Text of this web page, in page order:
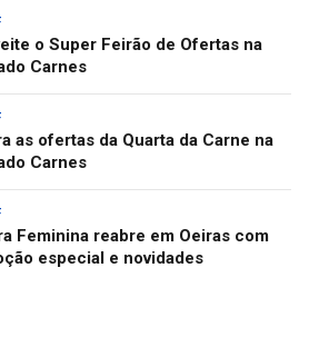
o Super Feirão de Ofertas na
Carnes
as ofertas da Quarta da Carne na
Carnes
Feminina reabre em Oeiras com
especial e novidades